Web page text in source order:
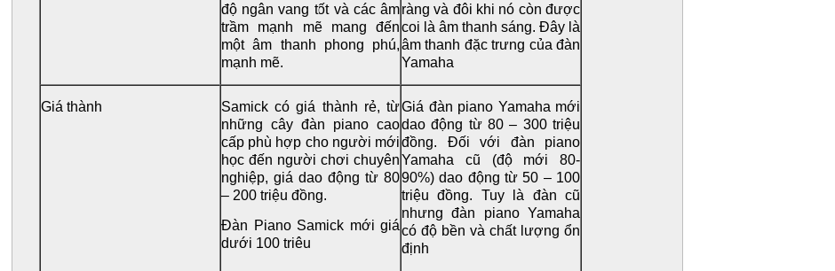
độ ngân vang tốt và các âm
trầm mạnh mẽ mang đến
một âm thanh phong phú,
mạnh mẽ.
ràng và đôi khi nó còn được
coi là âm thanh sáng. Đây là
âm thanh đặc trưng của đàn
Yamaha
Giá thành
Samick có giá thành rẻ, từ
những cây đàn piano cao
cấp phù hợp cho người mới
học đến người chơi chuyên
nghiệp, giá dao động từ 80
– 200 triệu đồng.
Đàn Piano Samick mới giá
dưới 100 triêu
Giá đàn piano Yamaha mới
dao động từ 80 – 300 triệu
đồng. Đối với đàn piano
Yamaha cũ (độ mới 80-
90%) dao động từ 50 – 100
triệu đồng. Tuy là đàn cũ
nhưng đàn piano Yamaha
có độ bền và chất lượng ổn
định